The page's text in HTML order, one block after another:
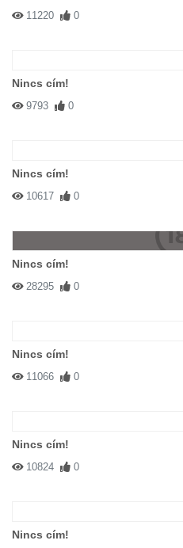
11220 0
Nincs cím!
9793 0
Nincs cím!
10617 0
Nincs cím!
28295 0
Nincs cím!
11066 0
Nincs cím!
10824 0
Nincs cím!